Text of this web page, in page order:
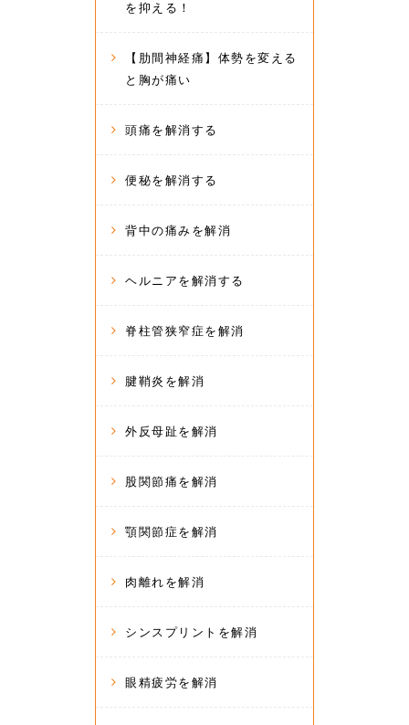
を抑える！
【肋間神経痛】体勢を変える
と胸が痛い
頭痛を解消する
便秘を解消する
背中の痛みを解消
ヘルニアを解消する
脊柱管狭窄症を解消
腱鞘炎を解消
外反母趾を解消
股関節痛を解消
顎関節症を解消
肉離れを解消
シンスプリントを解消
眼精疲労を解消